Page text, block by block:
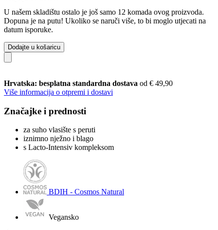
U našem skladištu ostalo je još samo 12 komada ovog proizvoda.
Dopuna je na putu! Ukoliko se naruči više, to bi moglo utjecati na
datum isporuke.
Dodajte u košaricu
Hrvatska: besplatna standardna dostava od € 49,90
Više informacija o otpremi i dostavi
Značajke i prednosti
za suho vlasište s peruti
iznimno nježno i blago
s Lacto-Intensiv kompleksom
BDIH - Cosmos Natural
Vegansko